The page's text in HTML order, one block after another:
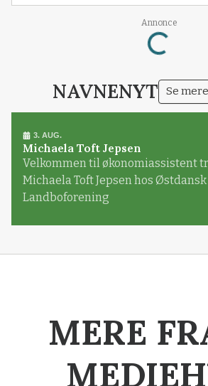
Annonce
Loading...
NAVNENYT Se
3. AUG.
Michaela Toft Jepsen
Velkommen til økonomiassistent
Michaela Toft Jepsen hos Østdansk
Landboforening
MERE